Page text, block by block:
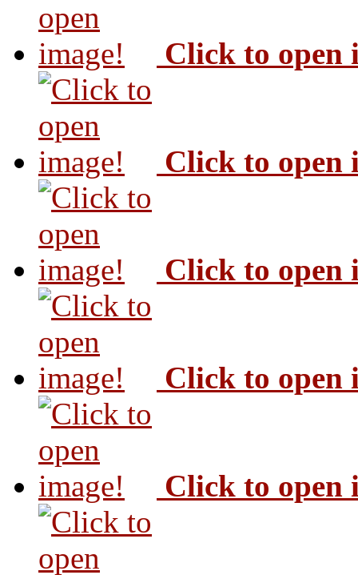
Click to open
Click to open
Click to open
Click to open
Click to open